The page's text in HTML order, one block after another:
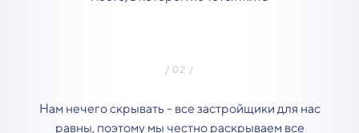
Нам нечего скрывать - все застройщики для нас
равны, поэтому мы честно раскрываем все